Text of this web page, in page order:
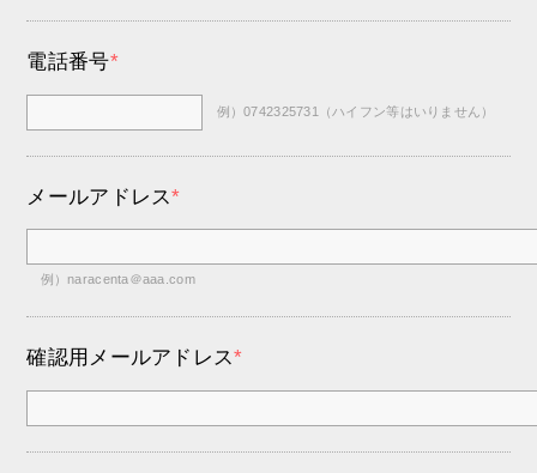
電話番号*
例）0742325731（ハイフン等はいりません）
メールアドレス*
例）naracenta＠aaa.com
確認用メールアドレス*